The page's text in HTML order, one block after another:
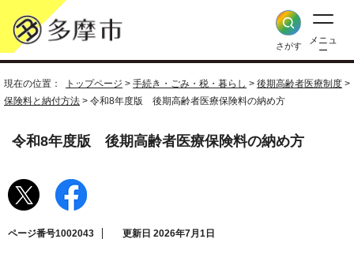
さがす
メニュ
ー
現在の位置： トップページ > 手続き・ごみ・税・暮らし > 後期高齢者医療制度 >
保険料と納付方法 > 令和8年度版 後期高齢者医療保険料の納め方
令和8年度版 後期高齢者医療保険料の納め方
ページ番号1002043 更新日 2026年7月1日